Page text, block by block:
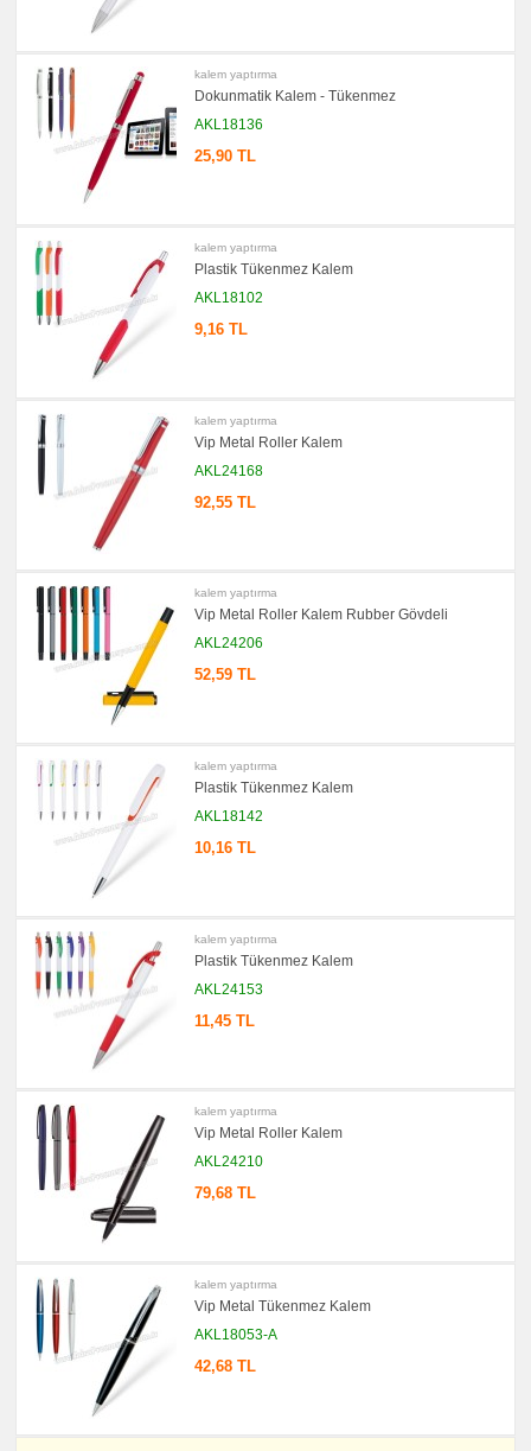
kalem yaptırma
Dokunmatik Kalem - Tükenmez
AKL18136
25,90 TL
kalem yaptırma
Plastik Tükenmez Kalem
AKL18102
9,16 TL
kalem yaptırma
Vip Metal Roller Kalem
AKL24168
92,55 TL
kalem yaptırma
Vip Metal Roller Kalem Rubber Gövdeli
AKL24206
52,59 TL
kalem yaptırma
Plastik Tükenmez Kalem
AKL18142
10,16 TL
kalem yaptırma
Plastik Tükenmez Kalem
AKL24153
11,45 TL
kalem yaptırma
Vip Metal Roller Kalem
AKL24210
79,68 TL
kalem yaptırma
Vip Metal Tükenmez Kalem
AKL18053-A
42,68 TL